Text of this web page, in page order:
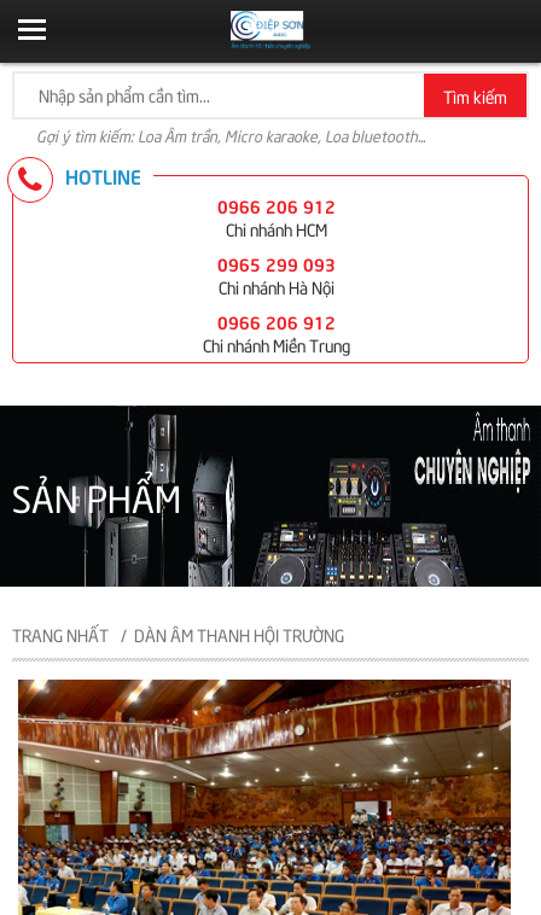
Tìm kiếm
Gợi ý tìm kiếm: Loa Âm trần, Micro karaoke, Loa bluetooth...
HOTLINE
0966 206 912
Chi nhánh HCM
0965 299 093
Chi nhánh Hà Nội
0966 206 912
Chi nhánh Miền Trung
SẢN PHẨM
TRANG NHẤT DÀN ÂM THANH HỘI TRƯỜNG